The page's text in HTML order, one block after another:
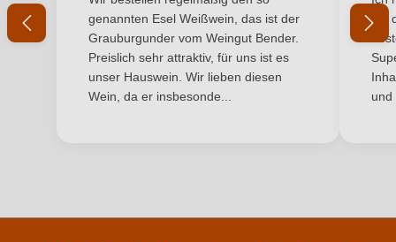
Inhalt 0,75 L
Jahrgang 2017
Frankreich
Ihr Passwort
Ich habe mein Passwort vergessen
genannten Esel Weißwein, das ist der
Grauburgunder vom Weingut Bender.
Preislich sehr attraktiv, für uns ist es
unser Hauswein. Wir lieben diesen
Wein, da er insbesonde...
mit
und